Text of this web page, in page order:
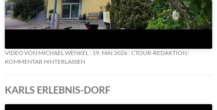
VIDEO VON MICHAEL WENKEL 19. MAI 2026 CTOUR-REDAKTION
KOMMENTAR HINTERLASSEN
KARLS ERLEBNIS-DORF